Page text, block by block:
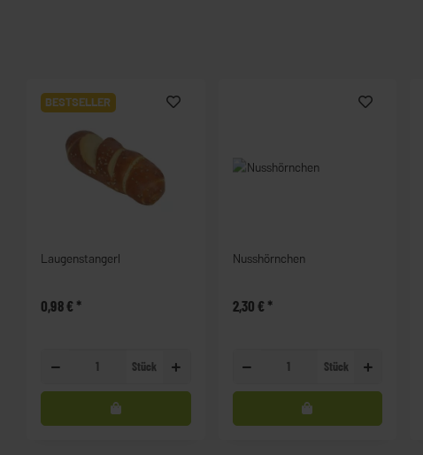
BESTSELLER
Laugenstangerl
0,98 €*
Stück
Nusshörnchen
2,30 €*
Stück